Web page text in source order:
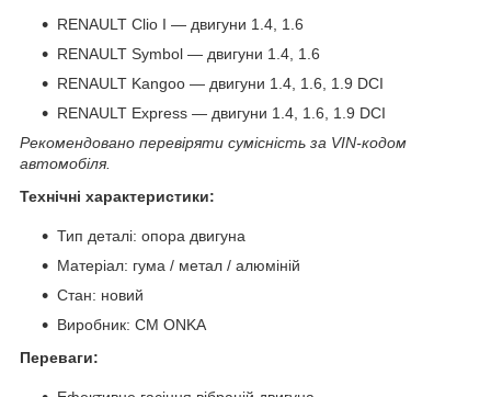
RENAULT Clio I — двигуни 1.4, 1.6
RENAULT Symbol — двигуни 1.4, 1.6
RENAULT Kangoo — двигуни 1.4, 1.6, 1.9 DCI
RENAULT Express — двигуни 1.4, 1.6, 1.9 DCI
Рекомендовано перевіряти сумісність за VIN-кодом
автомобіля.
Технічні характеристики:
Тип деталі: опора двигуна
Матеріал: гума / метал / алюміній
Стан: новий
Виробник: CM ONKA
Переваги: